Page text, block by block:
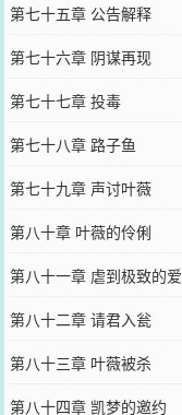
第七十五章 公告解释
第七十六章 阴谋再现
第七十七章 投毒
第七十八章 路子鱼
第七十九章 声讨叶薇
第八十章 叶薇的伶俐
第八十一章 虐到极致的爱
第八十二章 请君入瓮
第八十三章 叶薇被杀
第八十四章 凯梦的邀约